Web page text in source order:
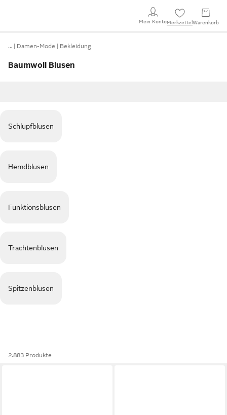
Mein KontoMerkzettel Warenkorb
… Damen-Mode Bekleidung
Baumwoll Blusen
Schlupfblusen
Hemdblusen
Funktionsblusen
Trachtenblusen
Spitzenblusen
2.883 Produkte